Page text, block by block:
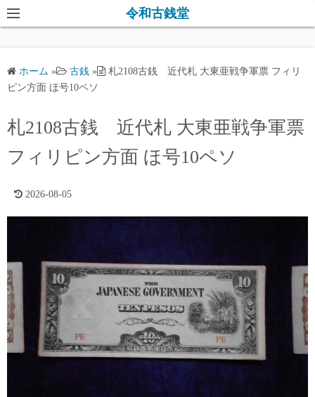
コ
ン
ツ
キ
ッ
令和古銭堂
ホーム » 古銭 »
札2108古銭 近代札 大東亜戦争軍票 フィリ
ピン方面 ほ号10ペソ
札2108古銭 近代札 大東亜戦争軍票
フィリピン方面 ほ号10ペソ
2026-08-05